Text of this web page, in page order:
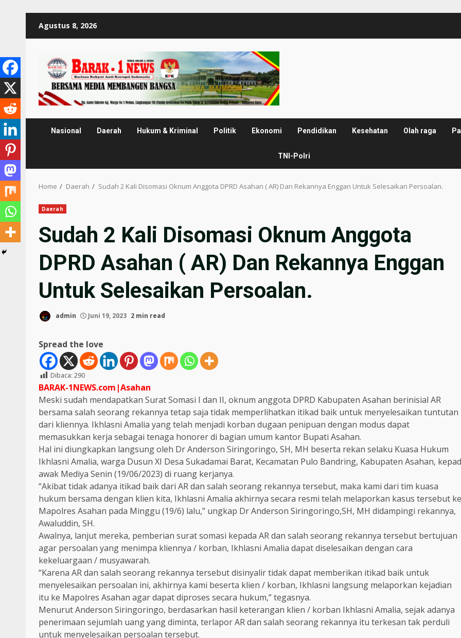
Agustus 8, 2026
Nasional Daerah Hukum & Kriminal Politik Ekonomi Pendidikan Kesehatan Olah raga
TNI-Polri
Home Daerah Sudah 2 Kali Disomasi Oknum Anggota DPRD Asahan ( AR) Dan Rekannya Enggan Untuk Selesaikan Persoalan.
Daerah
Sudah 2 Kali Disomasi Oknum Anggota
DPRD Asahan ( AR) Dan Rekannya Enggan
Untuk Selesaikan Persoalan.
admin Juni 19, 2023 2 min read
Spread the love
Dibaca: 290
BARAK-1NEWS.com|Asahan
Meski sudah mendapatkan Surat Somasi I dan II, oknum anggota DPRD Kabupaten Asahan berinisial AR
bersama salah seorang rekannya tetap saja tidak memperlihatkan itikad baik untuk menyelesaikan tuntutan
dari kliennya. Ikhlasni Amalia yang telah menjadi korban dugaan penipuan dengan modus dapat
memasukkan kerja sebagai tenaga honorer di bagian umum kantor Bupati Asahan.
Hal ini diungkapkan langsung oleh Dr Anderson Siringoringo, SH, MH beserta rekan selaku Kuasa Hukum
Ikhlasni Amalia, warga Dusun XI Desa Sukadamai Barat, Kecamatan Pulo Bandring, Kabupaten Asahan, kepad
awak Mediya Senin (19/06/2023) di ruang kerjanya.
“Akibat tidak adanya itikad baik dari AR dan salah seorang rekannya tersebut, maka kami dari tim kuasa
hukum bersama dengan klien kita, Ikhlasni Amalia akhirnya secara resmi telah melaporkan kasus tersebut ke
Mapolres Asahan pada Minggu (19/6) lalu,” ungkap Dr Anderson Siringoringo,SH, MH didampingi rekannya,
Awaluddin, SH.
Awalnya, lanjut mereka, pemberian surat somasi kepada AR dan salah seorang rekannya tersebut bertujuan
agar persoalan yang menimpa kliennya / korban, Ikhlasni Amalia dapat diselesaikan dengan cara
kekeluargaan / musyawarah.
“Karena AR dan salah seorang rekannya tersebut disinyalir tidak dapat memberikan itikad baik untuk
menyelesaikan persoalan ini, akhirnya kami beserta klien / korban, Ikhlasni langsung melaporkan kejadian
itu ke Mapolres Asahan agar dapat diproses secara hukum,” tegasnya.
Menurut Anderson Siringoringo, berdasarkan hasil keterangan klien / korban Ikhlasni Amalia, sejak adanya
penerimaan sejumlah uang yang diminta, terlapor AR dan salah seorang rekannya itu terkesan tak perduli
untuk menyelesaikan persoalan tersebut.